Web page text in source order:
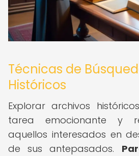
Técnicas de
Históricos
Explorar archivos
tarea emocionante y
aquellos interesados en
de sus antepasados.